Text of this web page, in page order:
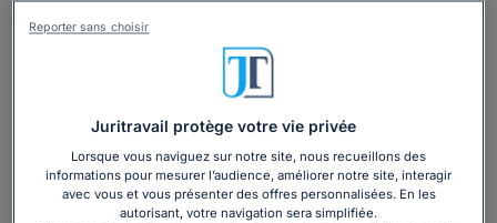
Recevoir des devis d'avocats
3 devis en 48h
Juritravail protège votre vie privée
Lorsque vous naviguez sur notre site, nous recueillons des
informations pour mesurer l’audience, améliorer notre site, interagir
avec vous et vous présenter des offres personnalisées. En les
autorisant, votre navigation sera simplifiée.
Reporter sans choisir